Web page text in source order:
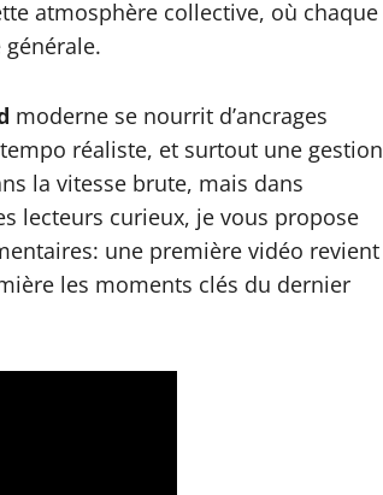
atmosphère collective, où chaque
moderne se nourrit d’ancrages
réaliste, et surtout une gestion
la vitesse brute, mais dans
lecteurs curieux, je vous propose
une première vidéo revient
les moments clés du dernier